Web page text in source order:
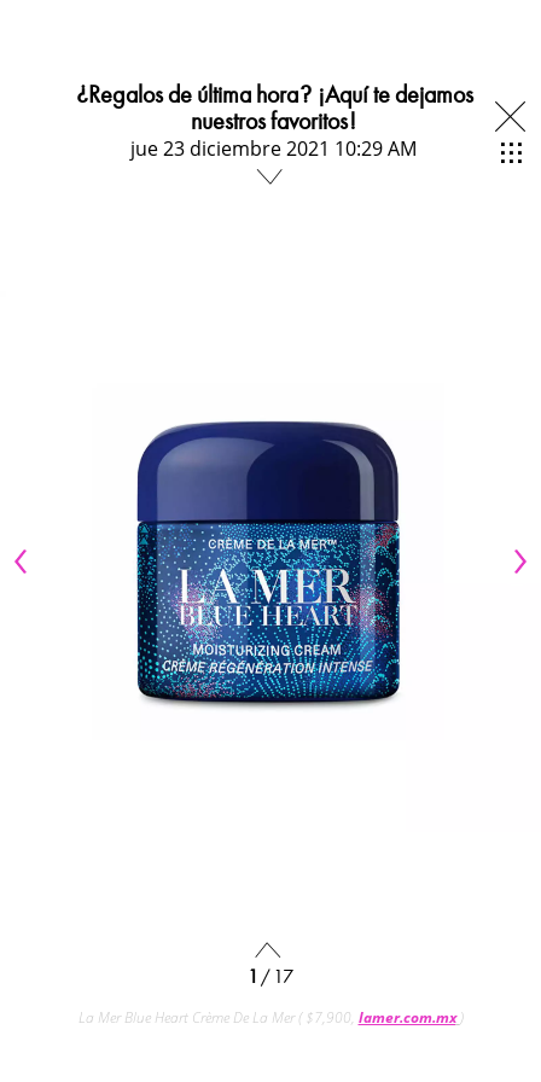
¿Regalos de última hora? ¡Aquí te dejamos
nuestros favoritos!
jue 23 diciembre 2021 10:29 AM
1 / 17
La Mer Blue Heart Crème De La Mer ( $7,900, lamer.com.mx )